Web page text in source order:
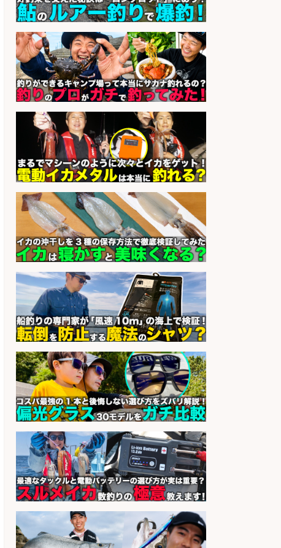
「広島市佐伯区」お魚のパック詰め
や品出し業務/広島市佐伯区内/「時
給1,200円」日払い可/残業少なめ×
週4日〜OK×車通勤OK
会社名 株式会社ホットスタッフ五日市
sponsored by 求人ボックス
精肉・青果・鮮魚販売/「志布志
市」「時給1,150円〜」志布志市周
辺でお魚のカットや商品の陳列スタ
ッフ/未経験歓迎×残業少なめ×車通
勤OK/鹿児島県/志布志市
会社名 株式会社ホットスタッフ鹿児島
sponsored by 求人ボックス
日払いOKで即日収入/製造スタッフ/
「広島市佐伯区」「時給1,200円」
広島市佐伯区周辺でお魚のパック詰
めや品出しスタッフ/週4日〜OK×車
通勤OK×未経験歓迎/広島県/広島市
佐伯区
会社名 株式会社ホットスタッフ五日市
sponsored by 求人ボックス
釣り具などの出荷作業～～/工場/製
造
会社名 UTグループ株式会社
sponsored by 求人ボックス
日払いOKで即日収入/営業事務/沼津
市足高エリアの釣り具メーカーで受